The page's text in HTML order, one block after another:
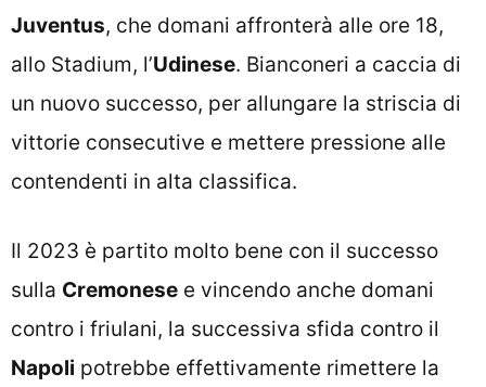
Juventus, che domani affronterà alle ore 18,
allo Stadium, l’Udinese. Bianconeri a caccia di
un nuovo successo, per allungare la striscia di
vittorie consecutive e mettere pressione alle
contendenti in alta classifica.
Il 2023 è partito molto bene con il successo
sulla Cremonese e vincendo anche domani
contro i friulani, la successiva sfida contro il
Napoli potrebbe effettivamente rimettere la